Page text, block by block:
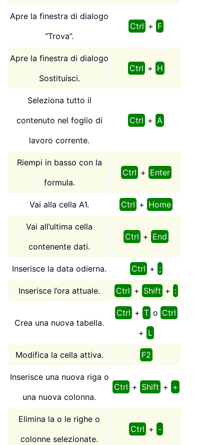
Apre la finestra di dialogo
“Trova”.
Ctrl + F
Apre la finestra di dialogo
Sostituisci.
Ctrl + H
Seleziona tutto il
contenuto nel foglio di
lavoro corrente.
Ctrl + A
Riempi in basso con la
formula.
Ctrl + Enter
Vai alla cella A1. Ctrl + Home
Vai all’ultima cella
contenente dati.
Ctrl + End
Inserisce la data odierna. Ctrl + ;
Inserisce l’ora attuale. Ctrl + Shift + :
Crea una nuova tabella.
Ctrl + T o Ctrl
+ L
Modifica la cella attiva. F2
Inserisce una nuova riga o
una nuova colonna.
Ctrl + Shift + +
Elimina la o le righe o
colonne selezionate.
Ctrl + -